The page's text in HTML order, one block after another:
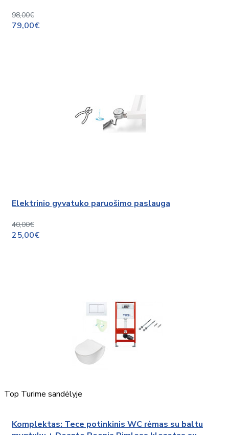
98,00€
79,00€
Elektrinio gyvatuko paruošimo paslauga
40,00€
25,00€
Top Turime sandėlyje
Komplektas: Tece potinkinis WC rėmas su baltu